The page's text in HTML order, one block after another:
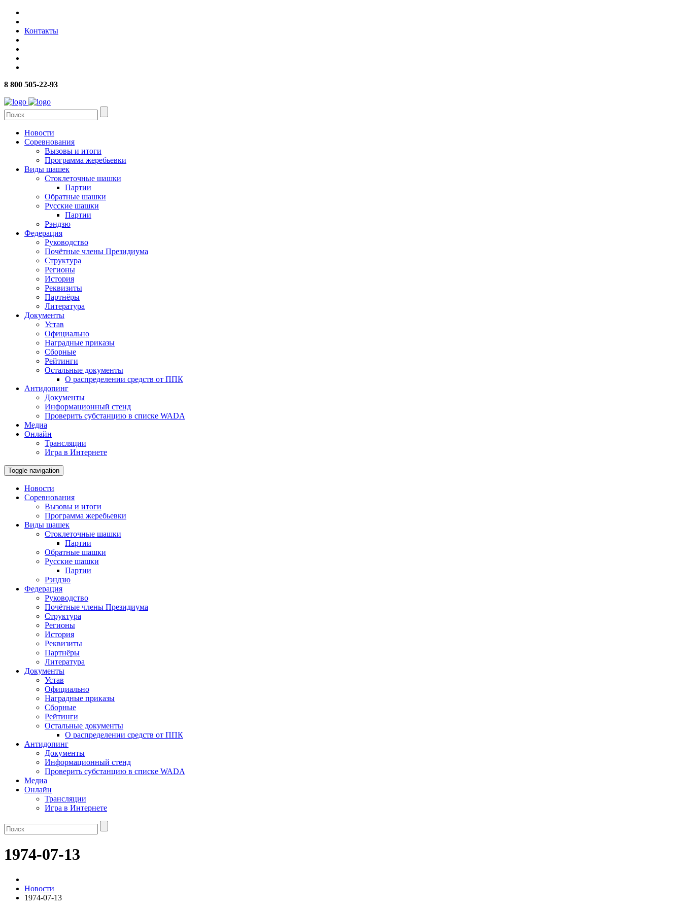
Контакты
8 800 505-22-93
Новости
Соревнования
Вызовы и итоги
Программа жеребьевки
Виды шашек
Стоклеточные шашки
Партии
Обратные шашки
Русские шашки
Партии
Рэндзю
Федерация
Руководство
Почётные члены Президиума
Структура
Регионы
История
Реквизиты
Партнёры
Литература
Документы
Устав
Официально
Наградные приказы
Сборные
Рейтинги
Остальные документы
О распределении средств от ППК
Антидопинг
Документы
Информационный стенд
Проверить субстанцию в списке WADA
Медиа
Онлайн
Трансляции
Игра в Интернете
Toggle navigation
Новости
Соревнования
Вызовы и итоги
Программа жеребьевки
Виды шашек
Стоклеточные шашки
Партии
Обратные шашки
Русские шашки
Партии
Рэндзю
Федерация
Руководство
Почётные члены Президиума
Структура
Регионы
История
Реквизиты
Партнёры
Литература
Документы
Устав
Официально
Наградные приказы
Сборные
Рейтинги
Остальные документы
О распределении средств от ППК
Антидопинг
Документы
Информационный стенд
Проверить субстанцию в списке WADA
Медиа
Онлайн
Трансляции
Игра в Интернете
1974-07-13
Новости
1974-07-13